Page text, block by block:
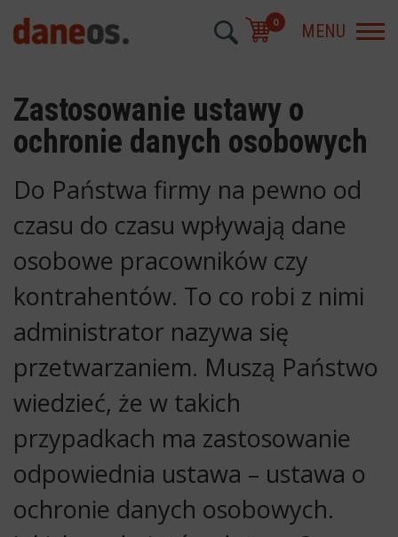
MENU
0
Zastosowanie ustawy o
ochronie danych osobowych
Do Państwa firmy na pewno od
czasu do czasu wpływają dane
osobowe pracowników czy
kontrahentów. To co robi z nimi
administrator nazywa się
przetwarzaniem. Muszą Państwo
wiedzieć, że w takich
przypadkach ma zastosowanie
odpowiednia ustawa – ustawa o
ochronie danych osobowych.